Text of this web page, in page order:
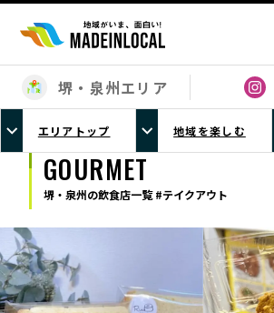
エリアから探す
北海道エリア
青森エリア
岩手エリア
秋田エリア
山形エリア
福島エリア
茨城エリア
栃木エリア
群馬エリア
埼玉エリア
千葉エリア
堺・泉州エリア
エリアトップ 地域を楽しむ
GOURMET
堺・泉州の飲食店一覧 #テイクアウト